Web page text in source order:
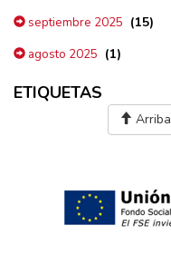
septiembre 2025 (15)
agosto 2025 (1)
ETIQUETAS
Arriba